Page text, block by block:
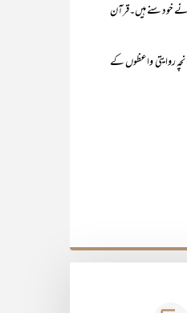
نے خود سنے ہیں۔قرآن
روایتی واعظوں کے